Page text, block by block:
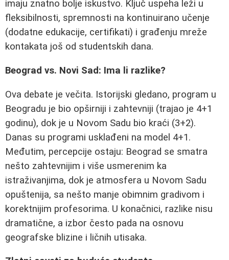
imaju znatno bolje iskustvo. Ključ uspeha leži u
fleksibilnosti, spremnosti na kontinuirano učenje
(dodatne edukacije, certifikati) i građenju mreže
kontakata još od studentskih dana.
Beograd vs. Novi Sad: Ima li razlike?
Ova debate je večita. Istorijski gledano, program u
Beogradu je bio opširniji i zahtevniji (trajao je 4+1
godinu), dok je u Novom Sadu bio kraći (3+2).
Danas su programi usklađeni na model 4+1.
Međutim, percepcije ostaju: Beograd se smatra
nešto zahtevnijim i više usmerenim ka
istraživanjima, dok je atmosfera u Novom Sadu
opuštenija, sa nešto manje obimnim gradivom i
korektnijim profesorima. U konačnici, razlike nisu
dramatične, a izbor često pada na osnovu
geografske blizine i ličnih utisaka.